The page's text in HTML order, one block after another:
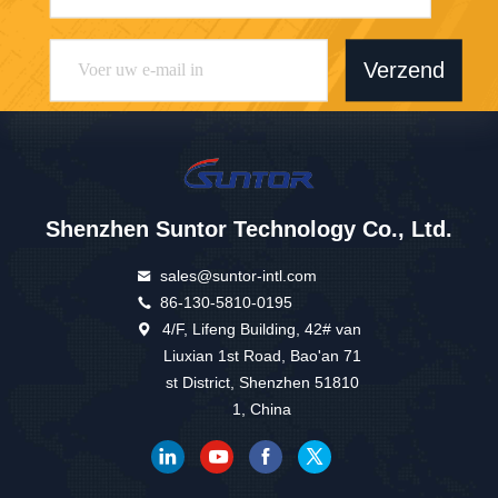
Verzend
Shenzhen Suntor Technology Co., Ltd.
sales@suntor-intl.com
86-130-5810-0195
4/F, Lifeng Building, 42# van
Liuxian 1st Road, Bao'an 71
st District, Shenzhen 51810
1, China